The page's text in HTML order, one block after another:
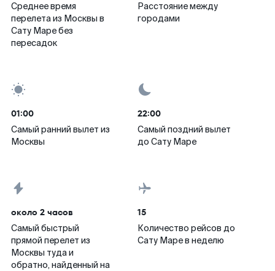
Среднее время
перелета из Москвы в
Сату Маре без
пересадок
Расстояние между
городами
01:00
Самый ранний вылет из
Москвы
22:00
Самый поздний вылет
до Сату Маре
около 2 часов
Самый быстрый
прямой перелет из
Москвы туда и
обратно, найденный на
15
Количество рейсов до
Сату Маре в неделю